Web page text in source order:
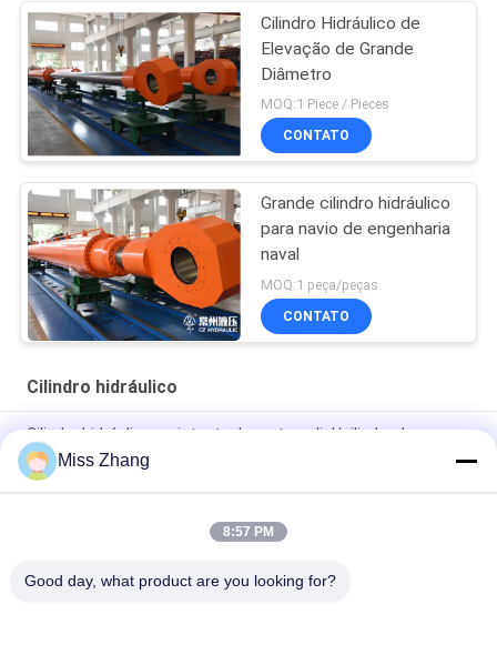
Cilindro Hidráulico de
Elevação de Grande
Diâmetro
MOQ:1 Piece / Pieces
CONTATO
Grande cilindro hidráulico
para navio de engenharia
naval
MOQ:1 peça/peças
CONTATO
Cilindro hidráulico
Cilindro hidráulico resistente da porta radial/cilindro da grua
para a indústria petroleira
Tipo de aço inoxidável do cilindro hidráulico QPPY-D da
Miss Zhang
8:57 PM
Good day, what product are you looking for?